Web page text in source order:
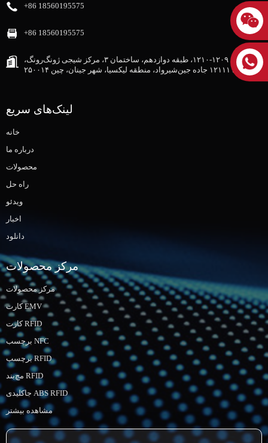
‎+86 18560195575‎
‎+86 18560195575‎
اتاق ۱۲۰۹-۱۲۱۰، طبقه دوازدهم، ساختمان ۳، مرکز شیجی ژونگ‌رونگ،
شماره ۱۲۱۱۱ جاده جین‌شیرواد، منطقه لیکسیا، شهر جینان، چین ۲۵۰۰۱۴
لینک‌های سریع
خانه
درباره ما
محصولات
راه حل
ویدئو
اخبار
دانلود
مرکز محصولات
مرکز محصولات
کارت EMV
کارت RFID
برچسب NFC
برچسب RFID
مچ‌بند RFID
جاکلیدی ABS RFID
مشاهده بیشتر